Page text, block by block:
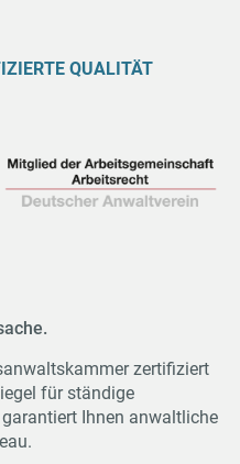
QUALITÄT
zertifiziert
für ständige
Ihnen anwaltliche